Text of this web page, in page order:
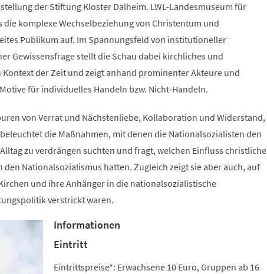
der Stiftung Kloster Dalheim. LWL-Landesmuseum für
komplexe Wechselbeziehung von Christentum und
Publikum auf. Im Spannungsfeld von institutioneller
Gewissensfrage stellt die Schau dabei kirchliches und
Kontext der Zeit und zeigt anhand prominenter Akteure und
für individuelles Handeln bzw. Nicht-Handeln.
von Verrat und Nächstenliebe, Kollaboration und Widerstand,
die Maßnahmen, mit denen die Nationalsozialisten den
zu verdrängen suchten und fragt, welchen Einfluss christliche
den Nationalsozialismus hatten. Zugleich zeigt sie aber auch, auf
und ihre Anhänger in die nationalsozialistische
verstrickt waren.
Informationen
Eintritt
Eintrittspreise*: Erwachsene 10 Euro, Gruppen ab 16